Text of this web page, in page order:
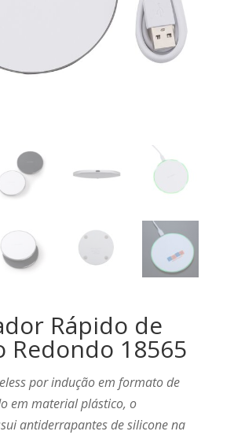
Rápido de
Redondo 18565
por indução em formato de
em material plástico, o
antiderrapantes de silicone na